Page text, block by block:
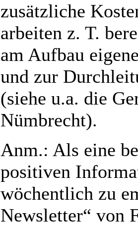
zusätzliche
arbeiten z. T.
am Aufbau
und zur
(siehe u.a. die
Nümbrecht).
Anm.: Als eine
positiven
wöchentlich zu
Newsletter“ von